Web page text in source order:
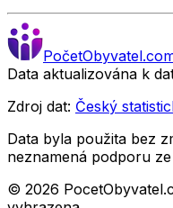
PočetObyvatel
Data aktualizována k
Zdroj dat: Český
Data byla použita bez
neznamená podporu
© 2026